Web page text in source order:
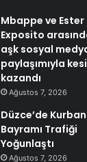
Mbappe ve Ester
Exposito
aşk sosyal
paylaşımıyla
kazandı
Ağustos 7, 2026
Düzce’de Kurban
Bayramı Trafiği
Yoğunlaştı
Ağustos 7, 2026